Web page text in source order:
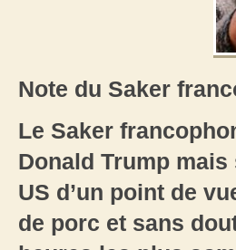
Note du Saker
Le Saker
Donald Trump
US d’un point de
de porc et sans